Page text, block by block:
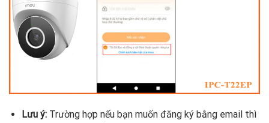
Lưu ý:Trường hợp nếu bạn muốn đăng ký bằng email thì